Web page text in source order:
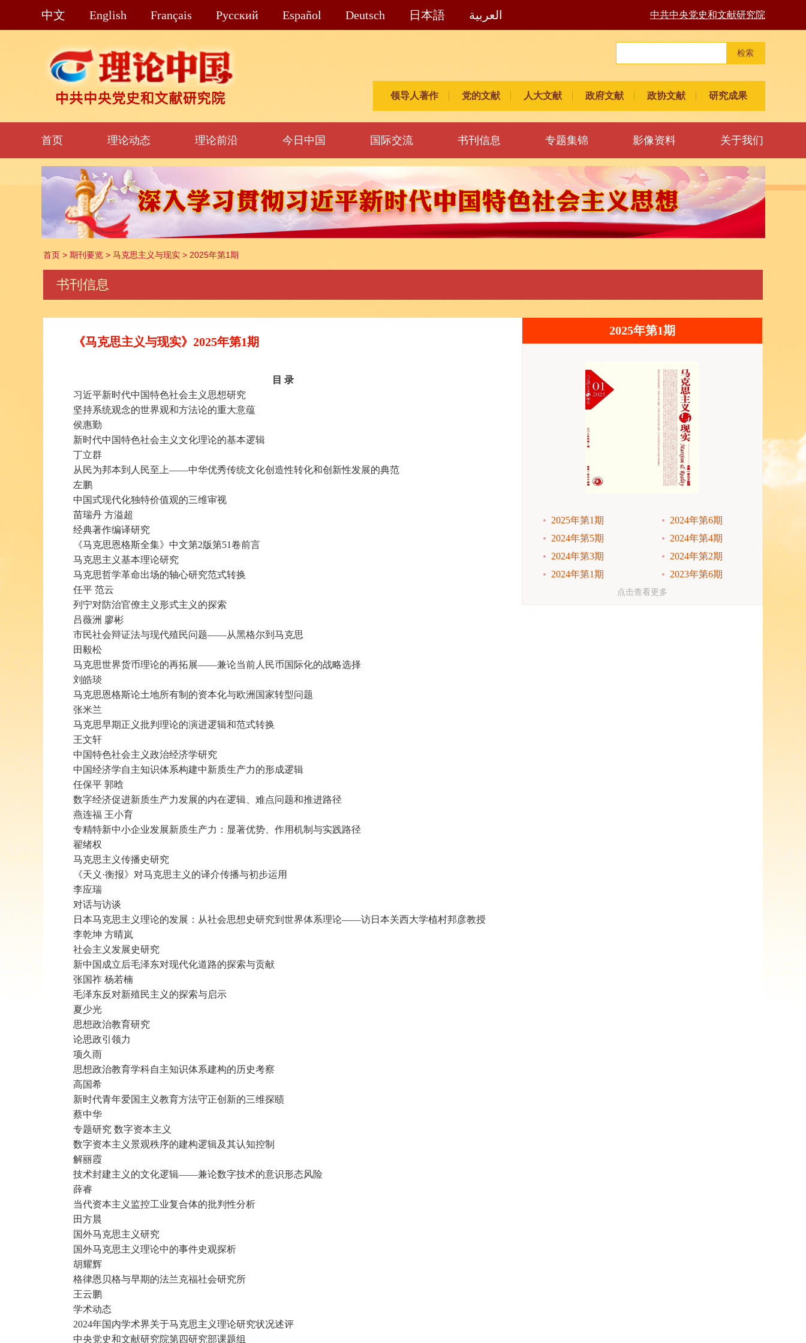
中文 English Français Pусский Español Deutsch 日本語 العربية 中共中央党史和文献研究院
检索
领导人著作 党的文献 人大文献 政府文献 政协文献 研究成果
首页 理论动态 理论前沿 今日中国 国际交流 书刊信息 专题集锦 影像资料 关于我们
首页 > 期刊要览 > 马克思主义与现实 > 2025年第1期
书刊信息
《马克思主义与现实》2025年第1期
目 录
习近平新时代中国特色社会主义思想研究
坚持系统观念的世界观和方法论的重大意蕴
侯惠勤
新时代中国特色社会主义文化理论的基本逻辑
丁立群
从民为邦本到人民至上——中华优秀传统文化创造性转化和创新性发展的典范
左鹏
中国式现代化独特价值观的三维审视
苗瑞丹 方溢超
经典著作编译研究
《马克思恩格斯全集》中文第2版第51卷前言
马克思主义基本理论研究
马克思哲学革命出场的轴心研究范式转换
任平 范云
列宁对防治官僚主义形式主义的探索
吕薇洲 廖彬
市民社会辩证法与现代殖民问题——从黑格尔到马克思
田毅松
马克思世界货币理论的再拓展——兼论当前人民币国际化的战略选择
刘皓琰
马克思恩格斯论土地所有制的资本化与欧洲国家转型问题
张米兰
马克思早期正义批判理论的演进逻辑和范式转换
王文轩
中国特色社会主义政治经济学研究
中国经济学自主知识体系构建中新质生产力的形成逻辑
任保平 郭晗
数字经济促进新质生产力发展的内在逻辑、难点问题和推进路径
燕连福 王小育
专精特新中小企业发展新质生产力：显著优势、作用机制与实践路径
翟绪权
马克思主义传播史研究
《天义·衡报》对马克思主义的译介传播与初步运用
李应瑞
对话与访谈
日本马克思主义理论的发展：从社会思想史研究到世界体系理论——访日本关西大学植村邦彦教授
李乾坤 方晴岚
社会主义发展史研究
新中国成立后毛泽东对现代化道路的探索与贡献
张国祚 杨若楠
毛泽东反对新殖民主义的探索与启示
夏少光
思想政治教育研究
论思政引领力
项久雨
思想政治教育学科自主知识体系建构的历史考察
高国希
新时代青年爱国主义教育方法守正创新的三维探赜
蔡中华
专题研究 数字资本主义
数字资本主义景观秩序的建构逻辑及其认知控制
解丽霞
技术封建主义的文化逻辑——兼论数字技术的意识形态风险
薛睿
当代资本主义监控工业复合体的批判性分析
田方晨
国外马克思主义研究
国外马克思主义理论中的事件史观探析
胡耀辉
格律恩贝格与早期的法兰克福社会研究所
王云鹏
学术动态
2024年国内学术界关于马克思主义理论研究状况述评
中央党史和文献研究院第四研究部课题组
2025年第1期
2025年第1期
2024年第6期
2024年第5期
2024年第4期
2024年第3期
2024年第2期
2024年第1期
2023年第6期
点击查看更多